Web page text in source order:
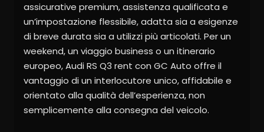
assicurative premium, assistenza qualificata e
un’impostazione flessibile, adatta sia a esigenze
di breve durata sia a utilizzi più articolati. Per un
weekend, un viaggio business o un itinerario
europeo, Audi RS Q3 rent con GC Auto offre il
vantaggio di un interlocutore unico, affidabile e
orientato alla qualità dell’esperienza, non
semplicemente alla consegna del veicolo.